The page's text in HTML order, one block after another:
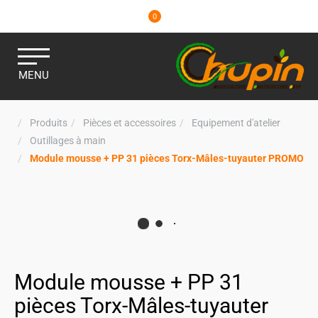
0
MENU
Produits Pièces et accessoires
Equipement d'atelier
Outillages à main
Module mousse + PP 31 pièces Torx-Mâles-tuyauter PROMO
Module mousse + PP 31
pièces Torx-Mâles-tuyauter